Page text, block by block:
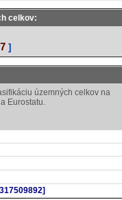
celkov:
]
územných celkov na
Eurostatu.